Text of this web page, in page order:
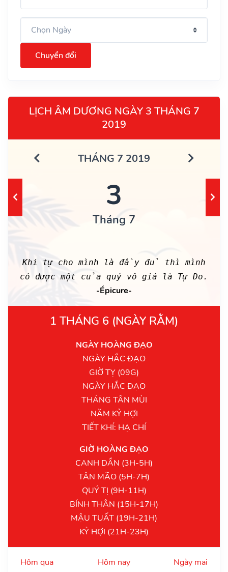
Chuyển đổi
LỊCH ÂM DƯƠNG NGÀY 3 THÁNG 7
2019
THÁNG 7 2019
3
Tháng 7
Khi tự cho mình là đầy đủ thì mình
có được một của quý vô giá là Tự Do.
-Épicure-
1 THÁNG 6 (NGÀY RẰM)
NGÀY HOÀNG ĐẠO
NGÀY HẮC ĐẠO
GIỜ TỴ (09G)
NGÀY HẮC ĐẠO
THÁNG TÂN MÙI
NĂM KỶ HỢI
TIẾT KHÍ: HẠ CHÍ
GIỜ HOÀNG ĐẠO
CANH DẦN (3H-5H)
TÂN MÃO (5H-7H)
QUÝ TỊ (9H-11H)
BÍNH THÂN (15H-17H)
MẬU TUẤT (19H-21H)
KỶ HỢI (21H-23H)
Hôm qua Hôm nay Ngày mai